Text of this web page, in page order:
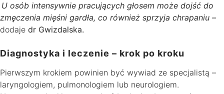
U osób intensywnie pracujących głosem może dojść do
zmęczenia mięśni gardła, co również sprzyja chrapaniu –
dodaje dr Gwizdalska.
Diagnostyka i leczenie – krok po kroku
Pierwszym krokiem powinien być wywiad ze specjalistą –
laryngologiem, pulmonologiem lub neurologiem.